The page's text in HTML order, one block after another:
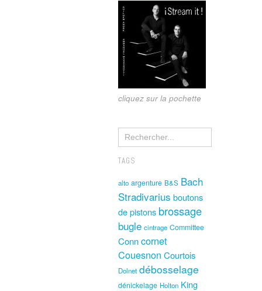
cliquez sur la pochette
TAGS
alto argenture B&S Bach
Stradivarius boutons
de pistons brossage
bugle cintrage Committee
Conncornet
Couesnon Courtois
Dolnet débosselage
dénickelage Holton King